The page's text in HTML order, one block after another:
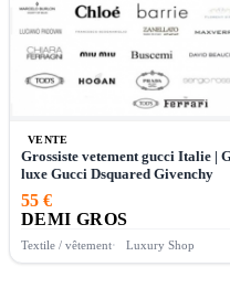
VENTE
Grossiste vetement gucci Italie |
luxe Gucci Dsquared Givenchy
55 €
DEMI GROS
Textile / vêtement Luxury Shop